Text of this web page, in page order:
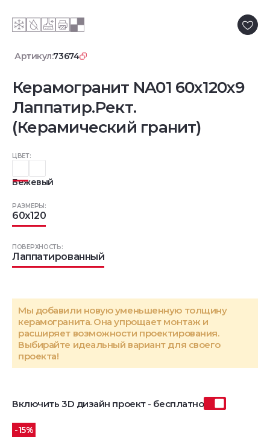
Артикул:73674
Керамогранит NA01 60x120x9
Лаппатир.Рект.
(Керамический гранит)
ЦВЕТ:
Бежевый
РАЗМЕРЫ:
60x120
ПОВЕРХНОСТЬ:
Лаппатированный
Мы добавили новую уменьшенную толщину
керамогранита. Она упрощает монтаж и
расширяет возможности проектирования.
Выбирайте идеальный вариант для своего
проекта!
Включить 3D дизайн проект - бесплатно
-15%